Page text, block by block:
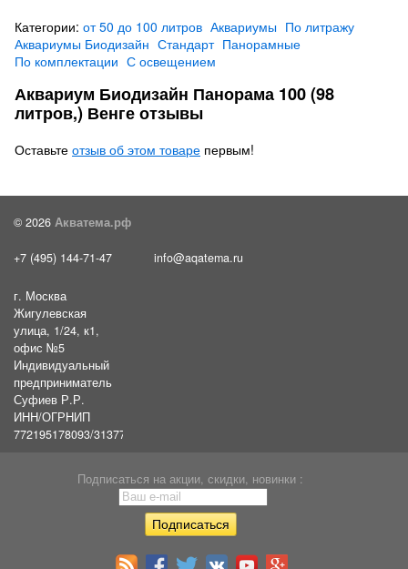
Категории: от 50 до 100 литров Аквариумы По литражу
Аквариумы Биодизайн Стандарт Панорамные
По комплектации С освещением
Аквариум Биодизайн Панорама 100 (98
литров,) Венге отзывы
Оставьте отзыв об этом товаре первым!
© 2026 Акватема.рф
+7 (495) 144-71-47 info@aqatema.ru
г. Москва
Жигулевская
улица, 1/24, к1,
офис №5
Индивидуальный
предприниматель
Суфиев Р.Р.
ИНН/ОГРНИП
772195178093/31377461610054
Подписаться на акции, скидки, новинки :